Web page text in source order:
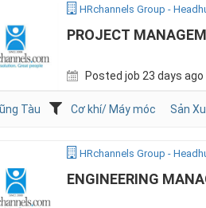
HRchannels Group -
PROJECT
Posted job 23 days ago
Tàu Cơ khí/ Máy móc Sản
HRchannels Group -
ENGINEERING